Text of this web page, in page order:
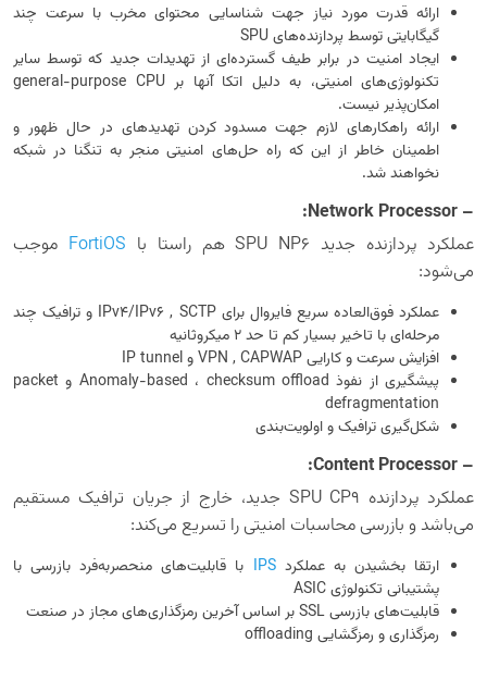
ارائه قدرت مورد نیاز جهت شناسایی محتوای مخرب با سرعت چند
گیگابایتی توسط پردازنده‌های SPU
ایجاد امنیت در برابر طیف گسترده‌ای از تهدیدات جدید که توسط سایر
تکنولوژی‌های امنیتی، به دلیل اتکا آنها بر general-purpose CPU
امکان‌پذیر نیست.
ارائه راهکارهای لازم جهت مسدود کردن تهدیدهای در حال ظهور و
اطمینان خاطر از این که راه حل‌های امنیتی منجر به تنگنا در شبکه
نخواهند شد.
– Network Processor:
عملکرد پردازنده جدید SPU NP6 هم راستا با
FortiOS موجب
می‌شود:
عملکرد فوق‌العاده سریع فایروال برای IPv4/IPv6 , SCTP و ترافیک چند
مرحله‌ای با تاخیر بسیار کم تا حد ۲ میکروثانیه
افزایش سرعت و کارایی VPN , CAPWAP و IP tunnel
پیشگیری از نفوذ Anomaly-based ، checksum offload و packet
defragmentation
شکل‌گیری ترافیک و اولویت‌بندی
– Content Processor:
عملکرد پردازنده SPU CP9 جدید، خارج از جریان ترافیک مستقیم
می‌باشد و بازرسی محاسبات امنیتی را تسریع می‌کند:
ارتقا بخشیدن به عملکردIPS با قابلیت‌های منحصربه‌فرد بازرسی با
پشتیبانی تکنولوژی ASIC
قابلیت‌های بازرسی SSL بر اساس آخرین رمزگذاری‌های مجاز در صنعت
رمزگذاری و رمزگشایی offloading